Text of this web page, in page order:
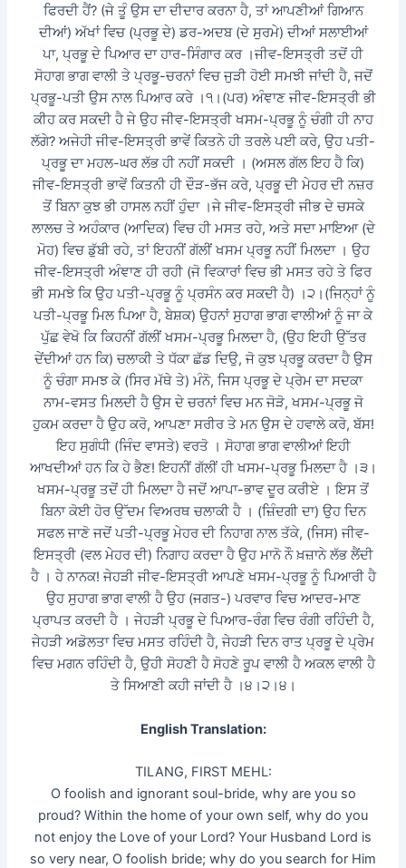
ਫਿਰਦੀ ਹੈਂ? (ਜੇ ਤੂੰ ਉਸ ਦਾ ਦੀਦਾਰ ਕਰਨਾ ਹੈ, ਤਾਂ ਆਪਣੀਆਂ ਗਿਆਨ
ਦੀਆਂ) ਅੱਖਾਂ ਵਿਚ (ਪ੍ਰਭੂ ਦੇ) ਡਰ-ਅਦਬ (ਦੇ ਸੁਰਮੇ) ਦੀਆਂ ਸਲਾਈਆਂ
ਪਾ, ਪ੍ਰਭੂ ਦੇ ਪਿਆਰ ਦਾ ਹਾਰ-ਸਿੰਗਾਰ ਕਰ ।ਜੀਵ-ਇਸਤ੍ਰੀ ਤਦੋਂ ਹੀ
ਸੋਹਾਗ ਭਾਗ ਵਾਲੀ ਤੇ ਪ੍ਰਭੂ-ਚਰਨਾਂ ਵਿਚ ਜੁੜੀ ਹੋਈ ਸਮਝੀ ਜਾਂਦੀ ਹੈ, ਜਦੋਂ
ਪ੍ਰਭੂ-ਪਤੀ ਉਸ ਨਾਲ ਪਿਆਰ ਕਰੇ ।੧।(ਪਰ) ਅੰਞਾਣ ਜੀਵ-ਇਸਤ੍ਰੀ ਭੀ
ਕੀਹ ਕਰ ਸਕਦੀ ਹੈ ਜੇ ਉਹ ਜੀਵ-ਇਸਤ੍ਰੀ ਖਸਮ-ਪ੍ਰਭੂ ਨੂੰ ਚੰਗੀ ਹੀ ਨਾਹ
ਲੱਗੇ? ਅਜੇਹੀ ਜੀਵ-ਇਸਤ੍ਰੀ ਭਾਵੇਂ ਕਿਤਨੇ ਹੀ ਤਰਲੇ ਪਈ ਕਰੇ, ਉਹ ਪਤੀ-
ਪ੍ਰਭੂ ਦਾ ਮਹਲ-ਘਰ ਲੱਭ ਹੀ ਨਹੀਂ ਸਕਦੀ । (ਅਸਲ ਗੱਲ ਇਹ ਹੈ ਕਿ)
ਜੀਵ-ਇਸਤ੍ਰੀ ਭਾਵੇਂ ਕਿਤਨੀ ਹੀ ਦੌੜ-ਭੱਜ ਕਰੇ, ਪ੍ਰਭੂ ਦੀ ਮੇਹਰ ਦੀ ਨਜ਼ਰ
ਤੋਂ ਬਿਨਾ ਕੁਝ ਭੀ ਹਾਸਲ ਨਹੀਂ ਹੁੰਦਾ ।ਜੇ ਜੀਵ-ਇਸਤ੍ਰੀ ਜੀਭ ਦੇ ਚਸਕੇ
ਲਾਲਚ ਤੇ ਅਹੰਕਾਰ (ਆਦਿਕ) ਵਿਚ ਹੀ ਮਸਤ ਰਹੇ, ਅਤੇ ਸਦਾ ਮਾਇਆ (ਦੇ
ਮੋਹ) ਵਿਚ ਡੁੱਬੀ ਰਹੇ, ਤਾਂ ਇਹਨੀਂ ਗੱਲੀਂ ਖਸਮ ਪ੍ਰਭੂ ਨਹੀਂ ਮਿਲਦਾ । ਉਹ
ਜੀਵ-ਇਸਤ੍ਰੀ ਅੰਞਾਣ ਹੀ ਰਹੀ (ਜੋ ਵਿਕਾਰਾਂ ਵਿਚ ਭੀ ਮਸਤ ਰਹੇ ਤੇ ਫਿਰ
ਭੀ ਸਮਝੇ ਕਿ ਉਹ ਪਤੀ-ਪ੍ਰਭੂ ਨੂੰ ਪ੍ਰਸੰਨ ਕਰ ਸਕਦੀ ਹੈ) ।੨।(ਜਿਨ੍ਹਾਂ ਨੂੰ
ਪਤੀ-ਪ੍ਰਭੂ ਮਿਲ ਪਿਆ ਹੈ, ਬੇਸ਼ਕ) ਉਹਨਾਂ ਸੁਹਾਗ ਭਾਗ ਵਾਲੀਆਂ ਨੂੰ ਜਾ ਕੇ
ਪੁੱਛ ਵੇਖੋ ਕਿ ਕਿਹਨੀਂ ਗੱਲੀਂ ਖਸਮ-ਪ੍ਰਭੂ ਮਿਲਦਾ ਹੈ, (ਉਹ ਇਹੀ ਉੱਤਰ
ਦੇਂਦੀਆਂ ਹਨ ਕਿ) ਚਲਾਕੀ ਤੇ ਧੱਕਾ ਛੱਡ ਦਿਉ, ਜੋ ਕੁਝ ਪ੍ਰਭੂ ਕਰਦਾ ਹੈ ਉਸ
ਨੂੰ ਚੰਗਾ ਸਮਝ ਕੇ (ਸਿਰ ਮੱਥੇ ਤੇ) ਮੰਨੋ, ਜਿਸ ਪ੍ਰਭੂ ਦੇ ਪ੍ਰੇਮ ਦਾ ਸਦਕਾ
ਨਾਮ-ਵਸਤ ਮਿਲਦੀ ਹੈ ਉਸ ਦੇ ਚਰਨਾਂ ਵਿਚ ਮਨ ਜੋੜੋ, ਖਸਮ-ਪ੍ਰਭੂ ਜੋ
ਹੁਕਮ ਕਰਦਾ ਹੈ ਉਹ ਕਰੋ, ਆਪਣਾ ਸਰੀਰ ਤੇ ਮਨ ਉਸ ਦੇ ਹਵਾਲੇ ਕਰੋ, ਬੱਸ!
ਇਹ ਸੁਗੰਧੀ (ਜਿੰਦ ਵਾਸਤੇ) ਵਰਤੋ । ਸੋਹਾਗ ਭਾਗ ਵਾਲੀਆਂ ਇਹੀ
ਆਖਦੀਆਂ ਹਨ ਕਿ ਹੇ ਭੈਣ! ਇਹਨੀਂ ਗੱਲੀਂ ਹੀ ਖਸਮ-ਪ੍ਰਭੂ ਮਿਲਦਾ ਹੈ ।੩।
ਖਸਮ-ਪ੍ਰਭੂ ਤਦੋਂ ਹੀ ਮਿਲਦਾ ਹੈ ਜਦੋਂ ਆਪਾ-ਭਾਵ ਦੂਰ ਕਰੀਏ । ਇਸ ਤੋਂ
ਬਿਨਾ ਕੋਈ ਹੋਰ ਉੱਦਮ ਵਿਅਰਥ ਚਲਾਕੀ ਹੈ । (ਜ਼ਿੰਦਗੀ ਦਾ) ਉਹ ਦਿਨ
ਸਫਲ ਜਾਣੋ ਜਦੋਂ ਪਤੀ-ਪ੍ਰਭੂ ਮੇਹਰ ਦੀ ਨਿਹਾਗ ਨਾਲ ਤੱਕੇ, (ਜਿਸ) ਜੀਵ-
ਇਸਤ੍ਰੀ (ਵਲ ਮੇਹਰ ਦੀ) ਨਿਗਾਹ ਕਰਦਾ ਹੈ ਉਹ ਮਾਨੋ ਨੌ ਖ਼ਜ਼ਾਨੇ ਲੱਭ ਲੈਂਦੀ
ਹੈ । ਹੇ ਨਾਨਕ! ਜੇਹੜੀ ਜੀਵ-ਇਸਤ੍ਰੀ ਆਪਣੇ ਖਸਮ-ਪ੍ਰਭੂ ਨੂੰ ਪਿਆਰੀ ਹੈ
ਉਹ ਸੁਹਾਗ ਭਾਗ ਵਾਲੀ ਹੈ ਉਹ (ਜਗਤ-) ਪਰਵਾਰ ਵਿਚ ਆਦਰ-ਮਾਣ
ਪ੍ਰਾਪਤ ਕਰਦੀ ਹੈ । ਜੇਹੜੀ ਪ੍ਰਭੂ ਦੇ ਪਿਆਰ-ਰੰਗ ਵਿਚ ਰੰਗੀ ਰਹਿੰਦੀ ਹੈ,
ਜੇਹੜੀ ਅਡੋਲਤਾ ਵਿਚ ਮਸਤ ਰਹਿੰਦੀ ਹੈ, ਜੇਹੜੀ ਦਿਨ ਰਾਤ ਪ੍ਰਭੂ ਦੇ ਪ੍ਰੇਮ
ਵਿਚ ਮਗਨ ਰਹਿੰਦੀ ਹੈ, ਉਹੀ ਸੋਹਣੀ ਹੈ ਸੋਹਣੇ ਰੂਪ ਵਾਲੀ ਹੈ ਅਕਲ ਵਾਲੀ ਹੈ
ਤੇ ਸਿਆਣੀ ਕਹੀ ਜਾਂਦੀ ਹੈ ।੪।੨।੪।
English Translation:
TILANG, FIRST MEHL:
O foolish and ignorant soul-bride, why are you so
proud? Within the home of your own self, why do you
not enjoy the Love of your Lord? Your Husband Lord is
so very near, O foolish bride; why do you search for Him